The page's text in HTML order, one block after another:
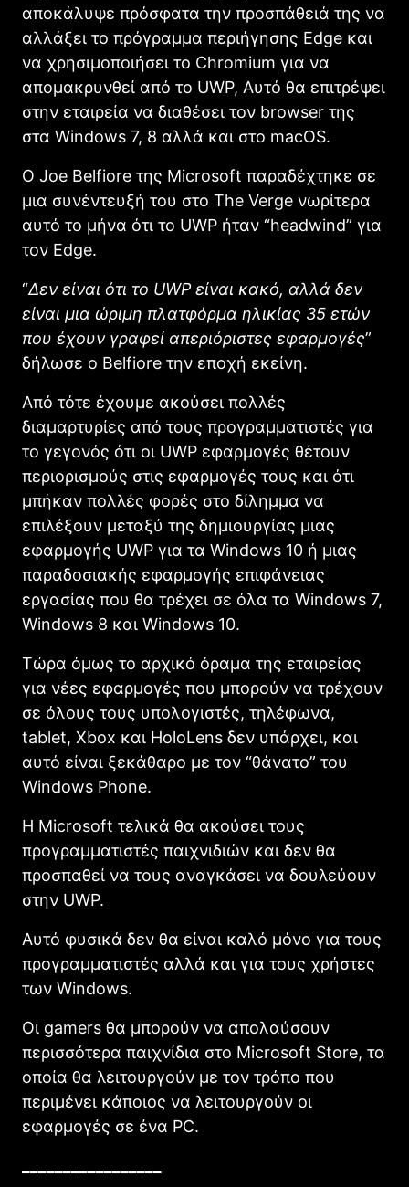
αποκάλυψε πρόσφατα την προσπάθειά της να
αλλάξει το πρόγραμμα περιήγησης Edge και
να χρησιμοποιήσει το Chromium για να
απομακρυνθεί από το UWP, Αυτό θα επιτρέψει
στην εταιρεία να διαθέσει τον browser της
στα Windows 7, 8 αλλά και στο macOS.
Ο Joe Belfiore της Microsoft παραδέχτηκε σε
μια συνέντευξή του στο The Verge νωρίτερα
αυτό το μήνα ότι το UWP ήταν “headwind” για
τον Edge.
“Δεν είναι ότι το UWP είναι κακό, αλλά δεν
είναι μια ώριμη πλατφόρμα ηλικίας 35 ετών
που έχουν γραφεί απεριόριστες εφαρμογές”
δήλωσε ο Belfiore την εποχή εκείνη.
Από τότε έχουμε ακούσει πολλές
διαμαρτυρίες από τους προγραμματιστές για
το γεγονός ότι οι UWP εφαρμογές θέτουν
περιορισμούς στις εφαρμογές τους και ότι
μπήκαν πολλές φορές στο δίλημμα να
επιλέξουν μεταξύ της δημιουργίας μιας
εφαρμογής UWP για τα Windows 10 ή μιας
παραδοσιακής εφαρμογής επιφάνειας
εργασίας που θα τρέχει σε όλα τα Windows 7,
Windows 8 και Windows 10.
Τώρα όμως το αρχικό όραμα της εταιρείας
για νέες εφαρμογές που μπορούν να τρέχουν
σε όλους τους υπολογιστές, τηλέφωνα,
tablet, Xbox και HoloLens δεν υπάρχει, και
αυτό είναι ξεκάθαρο με τον “θάνατο” του
Windows Phone.
Η Microsoft τελικά θα ακούσει τους
προγραμματιστές παιχνιδιών και δεν θα
προσπαθεί να τους αναγκάσει να δουλεύουν
στην UWP.
Αυτό φυσικά δεν θα είναι καλό μόνο για τους
προγραμματιστές αλλά και για τους χρήστες
των Windows.
Οι gamers θα μπορούν να απολαύσουν
περισσότερα παιχνίδια στο Microsoft Store, τα
οποία θα λειτουργούν με τον τρόπο που
περιμένει κάποιος να λειτουργούν οι
εφαρμογές σε ένα PC.